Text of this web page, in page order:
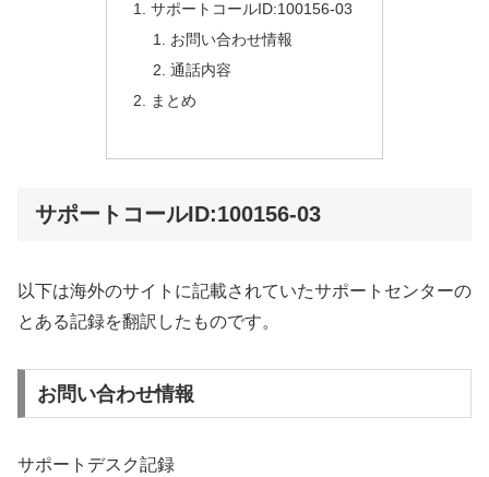
サポートコールID:100156-03
お問い合わせ情報
通話内容
まとめ
サポートコールID:100156-03
以下は海外のサイトに記載されていたサポートセンターの
とある記録を翻訳したものです。
お問い合わせ情報
サポートデスク記録